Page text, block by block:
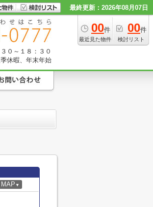
最終更新：2026年08月07日
00件
最近見た物件
00件
検討リスト
０～１８：３０
休暇、年末年始
MAP ▼